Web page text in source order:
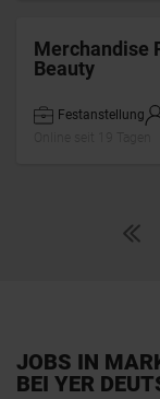
Merchandise
Beauty
Festanstellung
JOBS IN
BEI YER